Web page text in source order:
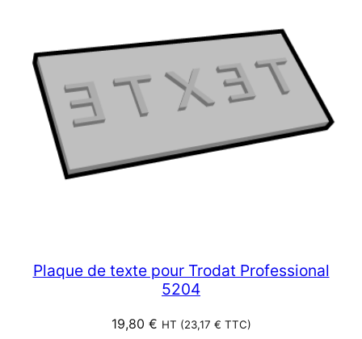
Plaque de texte pour Trodat Professional
5204
19,80 € HT (23,17 € TTC)